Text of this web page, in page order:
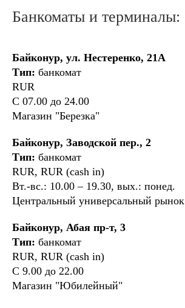
Банкоматы и терминалы:
Байконур, ул. Нестеренко, 21А
Тип: банкомат
RUR
С 07.00 до 24.00
Магазин "Березка"
Байконур, Заводской пер., 2
Тип: банкомат
RUR, RUR (cash in)
Вт.-вс.: 10.00 – 19.30, вых.: понед.
Центральный универсальный рынок
Байконур, Абая пр-т, 3
Тип: банкомат
RUR, RUR (cash in)
С 9.00 до 22.00
Магазин "Юбилейный"